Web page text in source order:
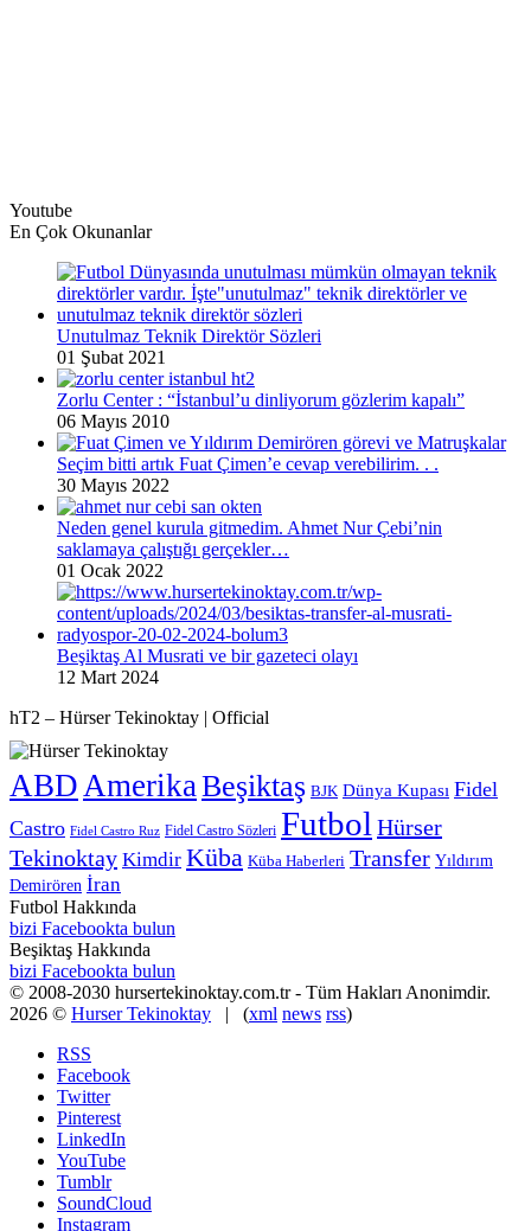
Youtube
En Çok Okunanlar
Unutulmaz Teknik Direktör Sözleri
01 Şubat 2021
Zorlu Center : “İstanbul’u dinliyorum gözlerim kapalı”
06 Mayıs 2010
Seçim bitti artık Fuat Çimen’e cevap verebilirim. . .
30 Mayıs 2022
Neden genel kurula gitmedim. Ahmet Nur Çebi’nin
saklamaya çalıştığı gerçekler…
01 Ocak 2022
Beşiktaş Al Musrati ve bir gazeteci olayı
12 Mart 2024
hT2 – Hürser Tekinoktay | Official
ABDAmerikaBeşiktaş BJK Dünya Kupası Fidel
Castro Fidel Castro Ruz Fidel Castro Sözleri Futbol Hürser
Tekinoktay Kimdir Küba Küba Haberleri Transfer Yıldırım
Demirören İran
Futbol Hakkında
bizi Facebookta bulun
Beşiktaş Hakkında
bizi Facebookta bulun
© 2008-2030 hursertekinoktay.com.tr - Tüm Hakları Anonimdir.
2026 © Hurser Tekinoktay | (xml news rss)
RSS
Facebook
Twitter
Pinterest
LinkedIn
YouTube
Tumblr
SoundCloud
Instagram